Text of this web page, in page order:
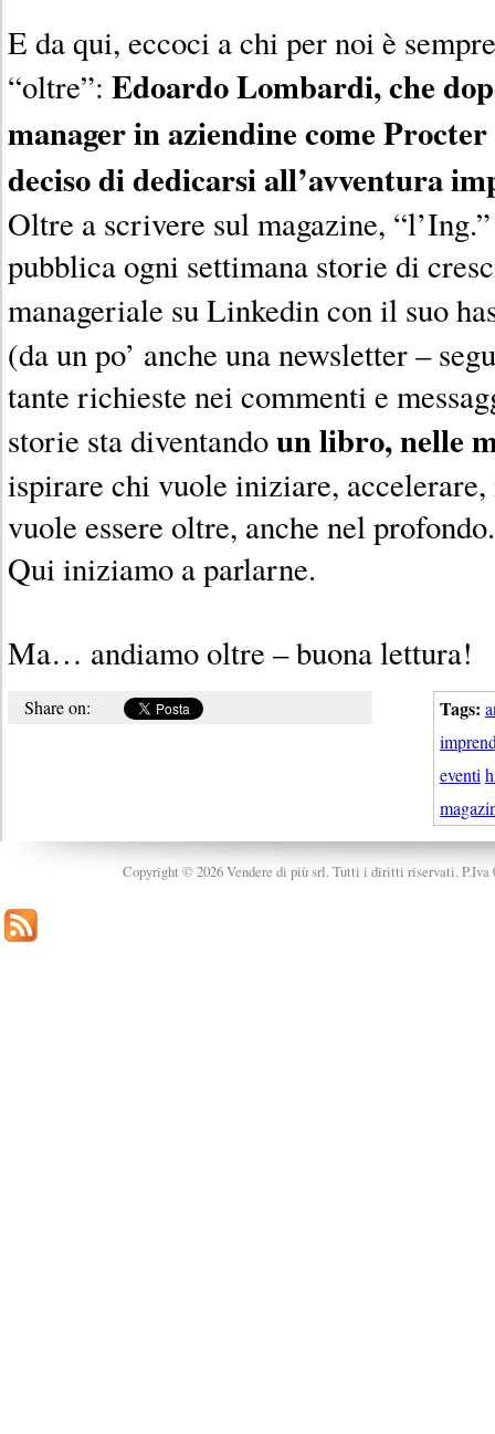
E da qui, eccoci a chi per noi è
“oltre”: Edoardo Lombardi, che
manager in aziendine come
deciso di dedicarsi all’avventura
Oltre a scrivere sul magazine,
pubblica ogni settimana storie di
manageriale su Linkedin con il suo
(da un po’ anche una newsletter –
tante richieste nei commenti e
storie sta diventandoun libro, nelle
ispirare chi vuole iniziare,
vuole essere oltre, anche nel profondo.
Qui iniziamo a parlarne.
Ma… andiamo oltre – buona lettura!
Tags:
eventi
Share on:
Copyright © 2026 Vendere di più srl. Tutti i diritti riservati. P.Iva